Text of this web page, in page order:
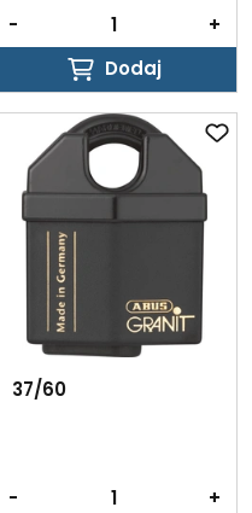
-
+
Dodaj
Dodaj
37/60
-
+